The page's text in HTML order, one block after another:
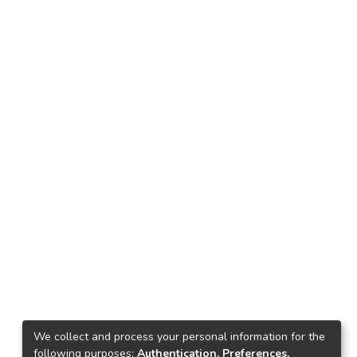
We collect and process your personal information for the
following purposes: Authentication, Preferences,